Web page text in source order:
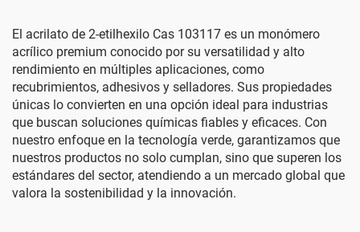
El acrilato de 2-etilhexilo Cas 103117 es un monómero
acrílico premium conocido por su versatilidad y alto
rendimiento en múltiples aplicaciones, como
recubrimientos, adhesivos y selladores. Sus propiedades
únicas lo convierten en una opción ideal para industrias
que buscan soluciones químicas fiables y eficaces. Con
nuestro enfoque en la tecnología verde, garantizamos que
nuestros productos no solo cumplan, sino que superen los
estándares del sector, atendiendo a un mercado global que
valora la sostenibilidad y la innovación.